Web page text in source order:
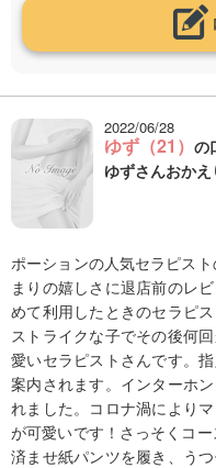
2022/06/28
ゆず（21） の
ゆずさんおかえ
ポーションの人気セラピス
まりの嬉しさに退店前のレ
めて利用したときのセラピ
ストライクな子でその後何
愛いセラピストさんです。
案内されます。インターホ
れました。コロナ渦により
が可愛いです！さっそくコ
済ませ紙パンツを履き、う